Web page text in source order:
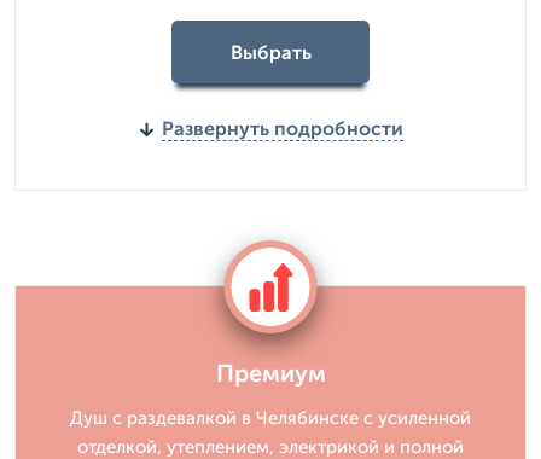
Выбрать
Развернуть подробности
Премиум
Душ с раздевалкой в Челябинске с усиленной
отделкой, утеплением, электрикой и полной